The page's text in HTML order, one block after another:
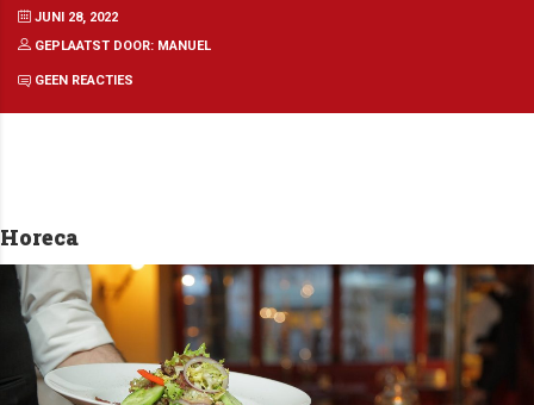
JUNI 28, 2022
GEPLAATST DOOR: MANUEL
GEEN REACTIES
Horeca